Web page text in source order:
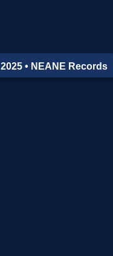
2025 • NEANE Records